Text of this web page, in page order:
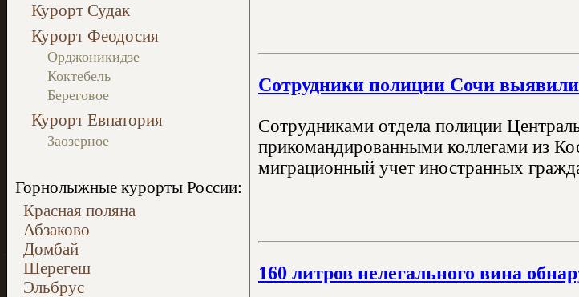
Курорт Судак
Курорт Феодосия
Орджоникидзе
Коктебель
Береговое
Курорт Евпатория
Заозерное
Горнолыжные курорты России:
Красная поляна
Абзаково
Домбай
Шерегеш
Эльбрус
Сотрудники полиции Сочи
Сотрудниками отдела полиции
прикомандированными коллегами из
миграционный учет иностранных
160 литров нелегального вина